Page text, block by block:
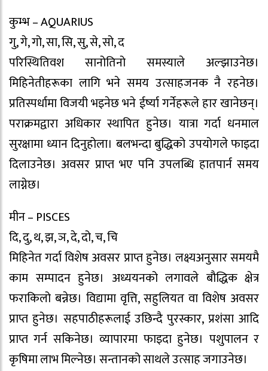
कुम्भ – AQUARIUS
गु, गे, गो, सा, सि, सु, से, सो, द
परिस्थितिवश सानोतिनो समस्याले अल्झाउनेछ।
मिहिनेतीहरूका लागि भने समय उत्साहजनक नै रहनेछ।
प्रतिस्पर्धामा विजयी भइनेछ भने ईर्ष्या गर्नेहरूले हार खानेछन्।
पराक्रमद्वारा अधिकार स्थापित हुनेछ। यात्रा गर्दा धनमाल
सुरक्षामा ध्यान दिनुहोला। बलभन्दा बुद्धिको उपयोगले फाइदा
दिलाउनेछ। अवसर प्राप्त भए पनि उपलब्धि हातपार्न समय
लाग्नेछ।
मीन – PISCES
दि, दु, थ, झ, ञ, दे, दो, च, चि
मिहिनेत गर्दा विशेष अवसर प्राप्त हुनेछ। लक्ष्यअनुसार समयमै
काम सम्पादन हुनेछ। अध्ययनको लगावले बौद्धिक क्षेत्र
फराकिलो बन्नेछ। विद्यामा वृत्ति, सहुलियत वा विशेष अवसर
प्राप्त हुनेछ। सहपाठीहरूलाई उछिन्दै पुरस्कार, प्रशंसा आदि
प्राप्त गर्न सकिनेछ। व्यापारमा फाइदा हुनेछ। पशुपालन र
कृषिमा लाभ मिल्नेछ। सन्तानको साथले उत्साह जगाउनेछ।